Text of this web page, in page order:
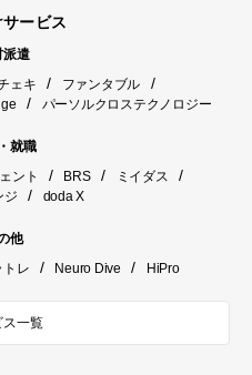
ービス
派遣
ェキ / ファンタブル /
/ パーソルクロステクノロジー
就職
ント / BRS / ミイダス /
ジ / doda X
他
トレ / Neuro Dive / HiPro
ス一覧